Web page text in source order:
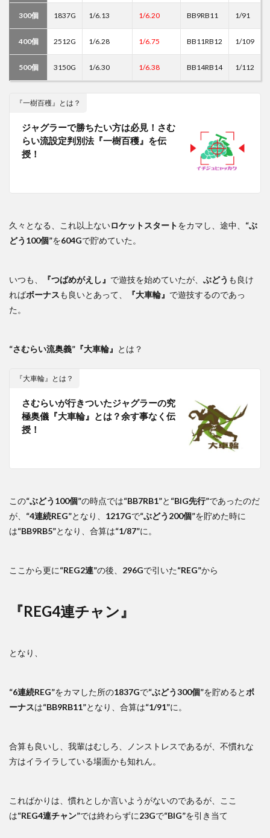
300個 1837G 1/6.13 1/6.20 BB9RB11 1/91
400個 2512G 1/6.28 1/6.75 BB11RB12 1/109
500個 3150G 1/6.30 1/6.38 BB14RB14 1/112
『一樹百穫』とは？
ジャグラーで勝ちたい方は必見！さむ
らい流設定判別法『一樹百穫』を伝
授！
久々となる、これ以上ないロケットスタートをカマし、途中、 “ぶ
どう100個”を604Gで貯めていた。
いつも、 『つばめがえし』 で遊技を始めていたが、 ぶどう も良け
ればボーナスも良いとあって、 『大車輪』 で遊技するのであっ
た。
“さむらい流奥義” 『大車輪』 とは？
『大車輪』とは？
さむらいが行きついたジャグラーの究
極奥儀『大車輪』とは？余す事なく伝
授！
この“ぶどう100個”の時点では“BB7RB1”と “BIG先行”であったのだ
が、 “4連続REG”となり、 1217Gで“ぶどう200個”を貯めた時に
は“BB9RB5”となり、合算は“1/87”に。
ここから更に“REG2連”の後、 296Gで引いた“REG”から
『REG4連チャン』
となり、
“6連続REG”をカマした所の1837Gで“ぶどう300個”を貯めると ボ
ーナスは“BB9RB11”となり、合算は“1/91”に。
合算も良いし、我輩はむしろ、ノンストレスであるが、不慣れな
方はイライラしている場面かも知れん。
こればかりは、慣れとしか言いようがないのであるが、ここ
は“REG4連チャン”では終わらずに23Gで“BIG”を引き当て